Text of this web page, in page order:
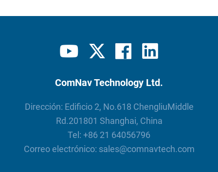
ComNav Technology Ltd.
Dirección: Edificio 2, No.618 ChengliuMiddle
Rd.201801 Shanghai, China
Tel: +86 21 64056796
Correo electrónico: sales@comnavtech.com